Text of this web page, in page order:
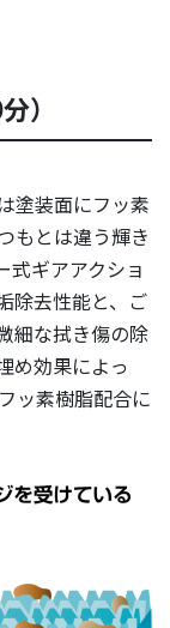
）
塗装面にフッ素
もとは違う輝き
式ギアアクショ
除去性能と、ご
細な拭き傷の除
め効果によっ
ッ素樹脂配合に